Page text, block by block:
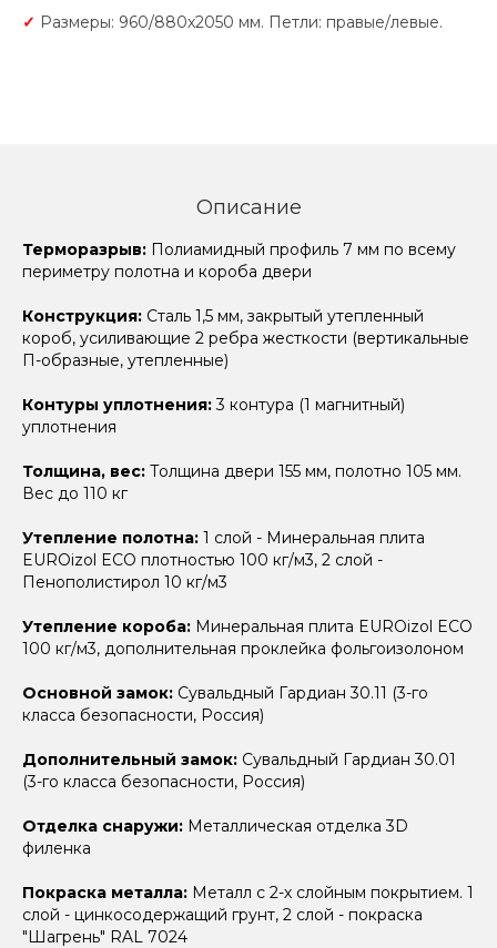
✓ Размеры: 960/880х2050 мм. Петли: правые/левые.
Описание
Терморазрыв: Полиамидный профиль 7 мм по всему
периметру полотна и короба двери
Конструкция: Сталь 1,5 мм, закрытый утепленный
короб, усиливающие 2 ребра жесткости (вертикальные
П-образные, утепленные)
Контуры уплотнения:3 контура (1 магнитный)
уплотнения
Толщина, вес: Толщина двери 155 мм, полотно 105 мм.
Вес до 110 кг
Утепление полотна: 1 слой - Минеральная плита
EUROizol ECO плотностью 100 кг/м3, 2 слой -
Пенополистирол 10 кг/м3
Утепление короба: Минеральная плита EUROizol ECO
100 кг/м3, дополнительная проклейка фольгоизолоном
Основной замок: Сувальдный Гардиан 30.11 (3-го
класса безопасности, Россия)
Дополнительный замок: Сувальдный Гардиан 30.01
(3-го класса безопасности, Россия)
Отделка снаружи: Металлическая отделка 3D
филенка
Покраска металла: Металл с 2-х слойным покрытием. 1
слой - цинкосодержащий грунт, 2 слой - покраска
"Шагрень" RAL 7024